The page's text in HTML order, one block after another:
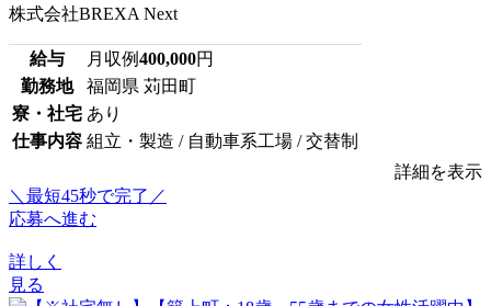
株式会社BREXA Next
給与 月収例400,000円
勤務地
福岡県 苅田町
寮・社宅 あり
仕事内容 組立・製造 / 自動車系工場 / 交替制
詳細を表示
＼最短45秒で完了／
応募へ進む
詳しく
見る